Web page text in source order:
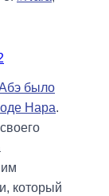
было
Нара.
который